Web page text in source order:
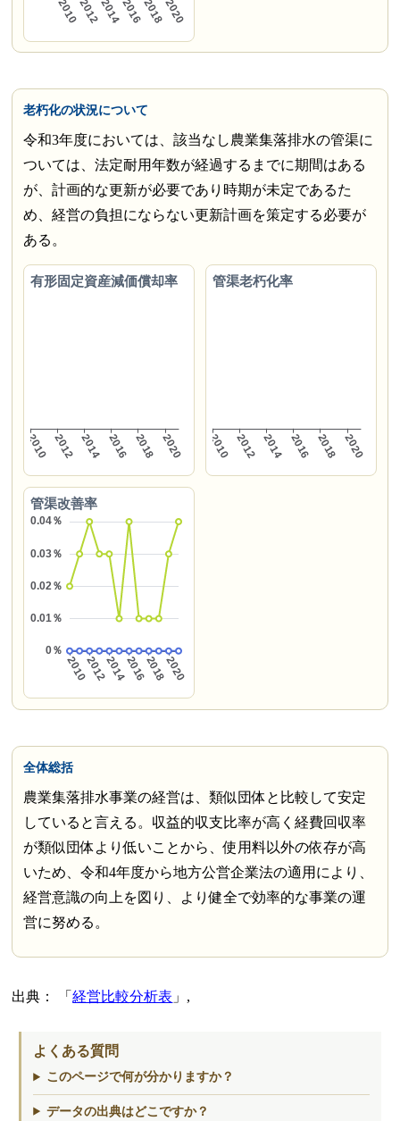
老朽化の状況について
令和3年度においては、該当なし農業集落排水の管渠に
ついては、法定耐用年数が経過するまでに期間はある
が、計画的な更新が必要であり時期が未定であるた
め、経営の負担にならない更新計画を策定する必要が
ある。
有形固定資産減価償却率 管渠老朽化率
管渠改善率
全体総括
農業集落排水事業の経営は、類似団体と比較して安定
していると言える。収益的収支比率が高く経費回収率
が類似団体より低いことから、使用料以外の依存が高
いため、令和4年度から地方公営企業法の適用により、
経営意識の向上を図り、より健全で効率的な事業の運
営に努める。
出典： 経営比較分析表 ,
よくある質問
このページで何が分かりますか？
データの出典はどこですか？